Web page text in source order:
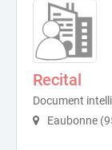
Recital
Document
Eaubonne